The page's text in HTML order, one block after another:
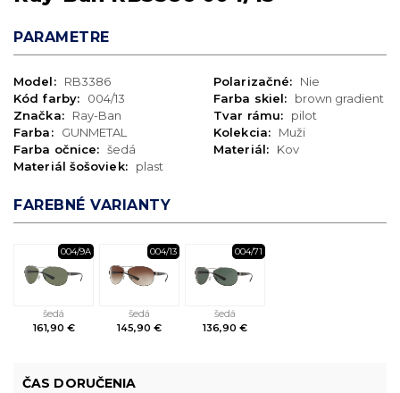
PARAMETRE
Model:
RB3386
Kód farby:
004/13
Značka:
Ray-Ban
Farba:
GUNMETAL
Farba očnice: šedá
Materiál šošoviek:
plast
Polarizačné:
Nie
Farba skiel:
brown gradient
Tvar rámu:
pilot
Kolekcia:
Muži
Materiál:
Kov
FAREBNÉ VARIANTY
004/9A
šedá
161,90 €
004/13
šedá
145,90 €
004/71
šedá
136,90 €
ČAS DORUČENIA